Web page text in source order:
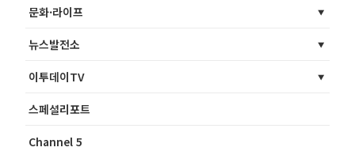
문화·라이프
뉴스발전소
이투데이TV
스페셜리포트
Channel 5